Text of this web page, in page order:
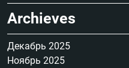
Archieves
Декабрь 2025
Ноябрь 2025